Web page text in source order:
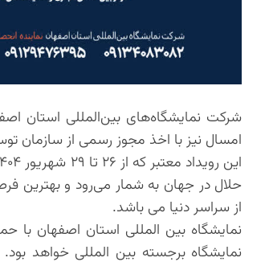
امسال نیز با اخذ مجوز رسمی از سازمان
حلال در جهان به ‌شمار می‌رود و بهترین
از سراسر دنیا می باشد.
نمایشگاه بین المللی استان اصفهان با
نمایشگاه برجسته بین المللی خواهد